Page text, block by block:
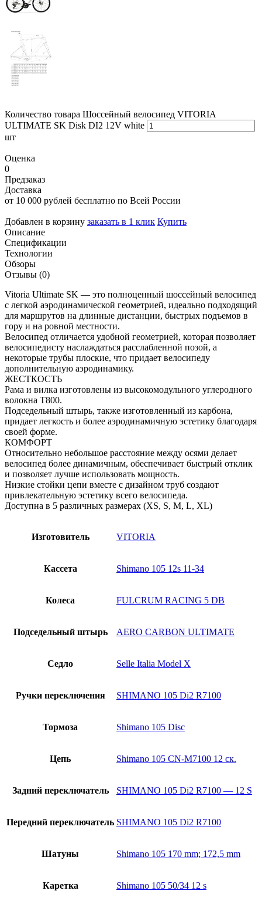
Количество товара Шоссейный велосипед VITORIA
ULTIMATE SK Disk DI2 12V white
шт
Оценка
0
Предзаказ
Доставка
от 10 000 рублей бесплатно по Всей России
Добавлен в корзину заказать в 1 клик Купить
Описание
Спецификации
Технологии
Обзоры
Отзывы (0)
Vitoria Ultimate SK — это полноценный шоссейный велосипед
с легкой аэродинамической геометрией, идеально подходящий
для маршрутов на длинные дистанции, быстрых подъемов в
гору и на ровной местности.
Велосипед отличается удобной геометрией, которая позволяет
велосипедисту наслаждаться расслабленной позой, а
некоторые трубы плоские, что придает велосипеду
дополнительную аэродинамику.
ЖЕСТКОСТЬ
Рама и вилка изготовлены из высокомодульного углеродного
волокна T800.
Подседельный штырь, также изготовленный из карбона,
придает легкость и более аэродинамичную эстетику благодаря
своей форме.
КОМФОРТ
Относительно небольшое расстояние между осями делает
велосипед более динамичным, обеспечивает быстрый отклик
и позволяет лучше использовать мощность.
Низкие стойки цепи вместе с дизайном труб создают
привлекательную эстетику всего велосипеда.
Доступна в 5 различных размерах (XS, S, M, L, XL)
Изготовитель VITORIA
Кассета Shimano 105 12s 11-34
Колеса FULCRUM RACING 5 DB
Подседельный штырь AERO CARBON ULTIMATE
Седло Selle Italia Model X
Ручки переключения SHIMANO 105 Di2 R7100
Тормоза Shimano 105 Disc
Цепь Shimano 105 CN-M7100 12 ск.
Задний переключатель SHIMANO 105 Di2 R7100 — 12 S
Передний переключатель SHIMANO 105 Di2 R7100
Шатуны Shimano 105 170 mm; 172,5 mm
Каретка Shimano 105 50/34 12 s